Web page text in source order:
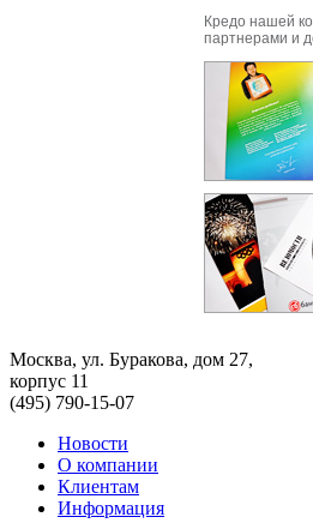
Кредо нашей
партнерами и
Москва, ул. Буракова, дом 27,
корпус 11
(495) 790-15-07
Новости
О компании
Клиентам
Информация